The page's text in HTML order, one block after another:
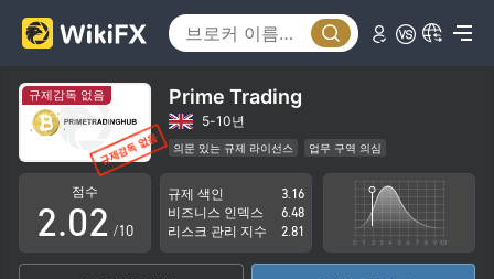
규제감독 없음 Prime Trading
5-10년
의문 있는 규제 라이선스
업무 구역 의심
잠재적 위험성이 높음
점수
0
1
2
3
.0
1
0
1
2
3
/10
규제 색인
3.16
비즈니스 인덱스
6.48
리스크 관리 지수
2.81